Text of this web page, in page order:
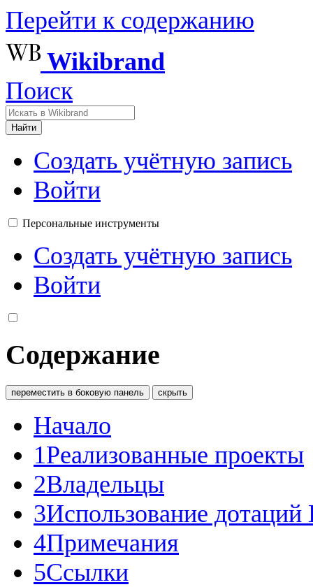
Перейти к содержанию
Wikibrand
Поиск
Найти
Создать учётную запись
Войти
Персональные инструменты
Создать учётную запись
Войти
Содержание
переместить в боковую панель скрыть
Начало
1Реализованные проекты
2Владельцы
3Использование
4Примечания
5Ссылки